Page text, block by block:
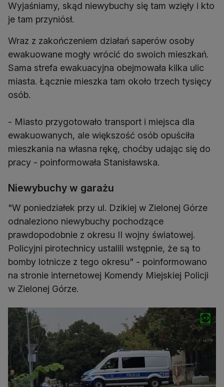
Wyjaśniamy, skąd niewybuchy się tam wzięły i kto
je tam przyniósł.
Wraz z zakończeniem działań saperów osoby
ewakuowane mogły wrócić do swoich mieszkań.
Sama strefa ewakuacyjna obejmowała kilka ulic
miasta. Łącznie mieszka tam około trzech tysięcy
osób.
- Miasto przygotowało transport i miejsca dla
ewakuowanych, ale większość osób opuściła
mieszkania na własna rękę, choćby udając się do
pracy - poinformowała Stanisławska.
Niewybuchy w garażu
"W poniedziałek przy ul. Dzikiej w Zielonej Górze
odnaleziono niewybuchy pochodzące
prawdopodobnie z okresu II wojny światowej.
Policyjni pirotechnicy ustalili wstępnie, że są to
bomby lotnicze z tego okresu" - poinformowano
na stronie internetowej Komendy Miejskiej Policji
w Zielonej Górze.